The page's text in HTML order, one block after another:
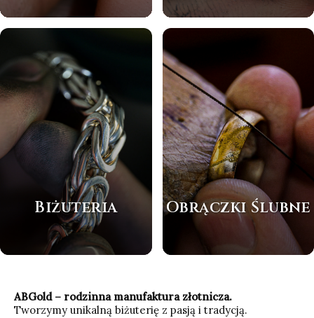
Biżuteria Obrączki Ślubne
ABGold – rodzinna manufaktura złotnicza.
Tworzymy unikalną biżuterię z pasją i tradycją.